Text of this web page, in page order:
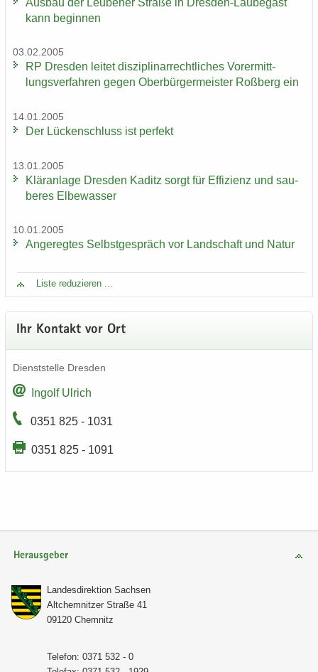
kann be­gin­nen
03.02.2005
RP Dres­den lei­tet dis­zi­pli­nar­recht­li­ches Vor­er­mitt­
lungs­ver­fah­ren gegen Ober­bür­ger­meis­ter Roß­berg ein
14.01.2005
Der Lü­cken­schluss ist per­fekt
13.01.2005
Klär­an­la­ge Dres­den Ka­ditz sorgt für Ef­fi­zi­enz und sau­
be­res El­be­was­ser
10.01.2005
An­ge­reg­tes Selbst­ge­spräch vor Land­schaft und Natur
Liste re­du­zie­ren ...
Ihr Kon­takt vor Ort
Dienst­stel­le Dres­den
In­golf Ul­rich
0351 825 - 1031
0351 825 - 1091
Herausgeber
Lan­des­di­rek­ti­on Sach­sen
Alt­chem­nit­zer Stra­ße 41
09120 Chem­nitz
Te­le­fon: 0371 532 - 0